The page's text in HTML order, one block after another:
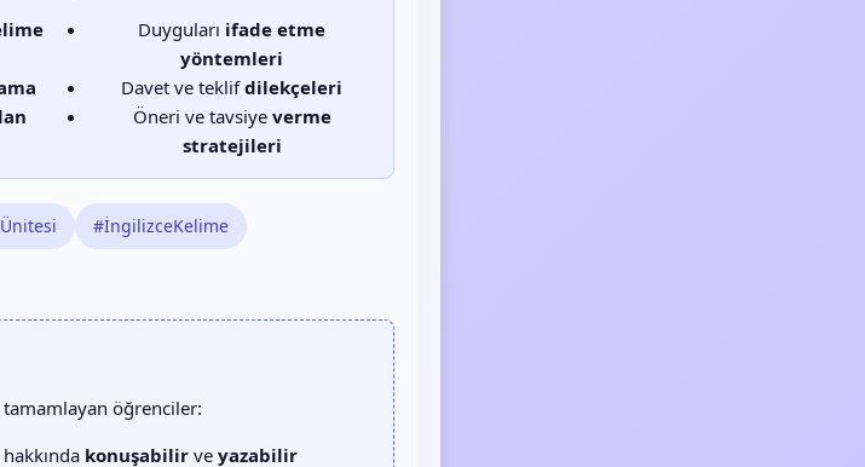
Duyguları ifade etme
yöntemleri
Davet ve teklifdilekçeleri
Öneri ve tavsiye verme
stratejileri
#İngilizceKelime
öğrenciler:
konuşabilir ve yazabilir